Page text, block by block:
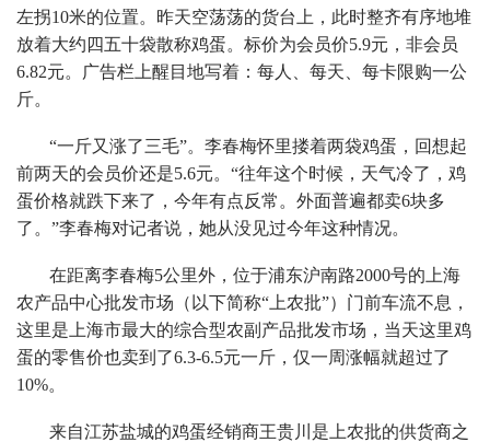
左拐10米的位置。昨天空荡荡的货台上，此时整齐有序地堆
放着大约四五十袋散称鸡蛋。标价为会员价5.9元，非会员
6.82元。广告栏上醒目地写着：每人、每天、每卡限购一公
斤。
“一斤又涨了三毛”。李春梅怀里搂着两袋鸡蛋，回想起
前两天的会员价还是5.6元。“往年这个时候，天气冷了，鸡
蛋价格就跌下来了，今年有点反常。外面普遍都卖6块多
了。”李春梅对记者说，她从没见过今年这种情况。
在距离李春梅5公里外，位于浦东沪南路2000号的上海
农产品中心批发市场（以下简称“上农批”）门前车流不息，
这里是上海市最大的综合型农副产品批发市场，当天这里鸡
蛋的零售价也卖到了6.3-6.5元一斤，仅一周涨幅就超过了
10%。
来自江苏盐城的鸡蛋经销商王贵川是上农批的供货商之